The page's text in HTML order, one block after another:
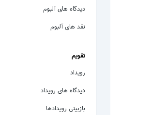
دیدگاه های آلبوم
نقد های آلبوم
تقویم
رویداد
دیدگاه های رویداد
بازبینی رویدادها